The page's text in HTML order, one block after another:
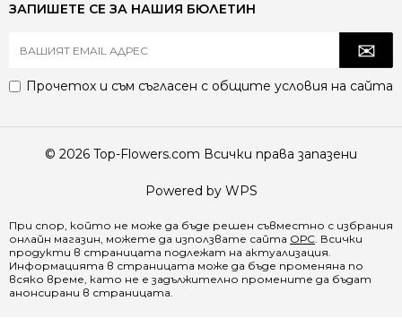
ЗАПИШЕТЕ СЕ ЗА НАШИЯ БЮЛЕТИН
Прочетох и съм съгласен с общите условия на сайта
© 2026 Top-Flowers.com Всички права запазени
Powered by WPS
При спор, който не може да бъде решен съвместно с избрания
онлайн магазин, можете да използвате сайта ОРС. Всички
продукти в страницата подлежат на актуализация.
Информацията в страницата може да бъде променяна по
всяко време, като не е задължително промените да бъдат
анонсирани в страницата.